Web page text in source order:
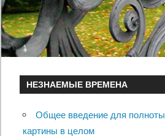
НЕЗНАЕМЫЕ ВРЕМЕНА
Общее введение для полноты
картины в целом